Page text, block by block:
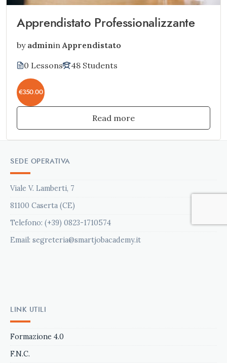
Apprendistato Professionalizzante
by adminin Apprendistato
0 Lessons
48 Students
€350.00
Read more
SEDE OPERATIVA
Viale V. Lamberti, 7
81100 Caserta (CE)
Telefono: (+39) 0823-1710574
Email: segreteria@smartjobacademy.it
LINK UTILI
Formazione 4.0
F.N.C.